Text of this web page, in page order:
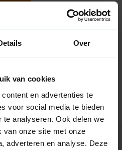
Over
van cookies
en advertenties te
voor social media te bieden
analyseren. Ook delen we
van onze site met onze
adverteren en analyse. Deze
Geba